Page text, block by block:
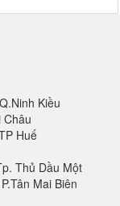
Kiều
Huế
Thủ Dầu Một
Mai Biên